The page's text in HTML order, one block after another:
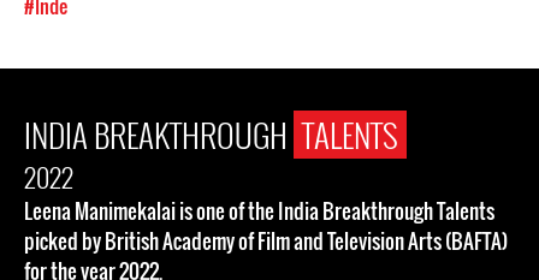
#Inde
INDIA BREAKTHROUGH TALENTS
2022
Leena Manimekalai is one of the India Breakthrough Talents
picked by British Academy of Film and Television Arts (BAFTA)
for the year 2022.